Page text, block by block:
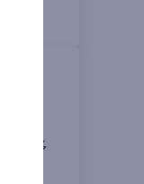
、多
サポ